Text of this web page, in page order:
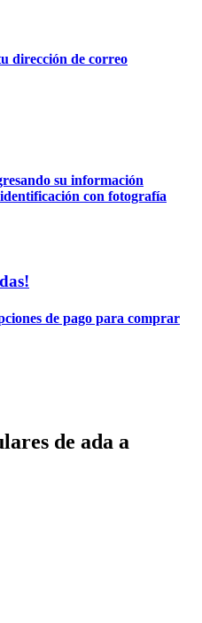
dirección de correo
su información
con fotografía
de pago para comprar
de ada a